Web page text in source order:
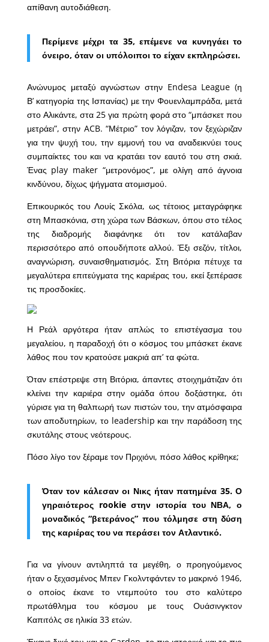
απίθανη αυτοδιάθεση.
Περίμενε μέχρι τα 35, επέμενε να κυνηγάει το
όνειρο, όταν οι υπόλοιποι το είχαν εκπληρώσει.
Ανώνυμος μεταξύ αγνώστων στην Endesa League (η
Β’ κατηγορία της Ισπανίας) με την Φουενλαμπράδα, μετά
στο Αλικάντε, στα 25 για πρώτη φορά στο “μπάσκετ που
μετράει”, στην ACB. “Μέτριο” τον λόγιζαν, τον ξεχώριζαν
για την ψυχή του, την εμμονή του να αναδεικνύει τους
συμπαίκτες του και να κρατάει τον εαυτό του στη σκιά.
Ένας play maker “μετρονόμος”, με ολίγη από άγνοια
κινδύνου, δίχως ψήγματα ατομισμού.
Επικουρικός του Λουίς Σκόλα, ως τέτοιος μεταγράφηκε
στη Μπασκόνια, στη χώρα των Βάσκων, όπου στο τέλος
της διαδρομής διαφάνηκε ότι τον κατάλαβαν
περισσότερο από οπουδήποτε αλλού. Έξι σεζόν, τίτλοι,
αναγνώριση, συναισθηματισμός. Στη Βιτόρια πέτυχε τα
μεγαλύτερα επιτεύγματα της καριέρας του, εκεί ξεπέρασε
τις προσδοκίες.
Η Ρεάλ αργότερα ήταν απλώς το επιστέγασμα του
μεγαλείου, η παραδοχή ότι ο κόσμος του μπάσκετ έκανε
λάθος που τον κρατούσε μακριά απ’ τα φώτα.
Όταν επέστρεψε στη Βιτόρια, άπαντες στοιχημάτιζαν ότι
κλείνει την καριέρα στην ομάδα όπου δοξάστηκε, ότι
γύρισε για τη θαλπωρή των πιστών του, την ατμόσφαιρα
των αποδυτηρίων, το leadership και την παράδοση της
σκυτάλης στους νεότερους.
Πόσο λίγο τον ξέραμε τον Πριχιόνι, πόσο λάθος κρίθηκε;
Όταν τον κάλεσαν οι Νικς ήταν πατημένα 35. Ο
γηραιότερος rookie στην ιστορία του ΝΒΑ, ο
μοναδικός “βετεράνος” που τόλμησε στη δύση
της καριέρας του να περάσει τον Ατλαντικό.
Για να γίνουν αντιληπτά τα μεγέθη, ο προηγούμενος
ήταν ο ξεχασμένος Μπεν Γκολντφάντεν το μακρινό 1946,
ο οποίος έκανε το ντεμπούτο του στο καλύτερο
πρωτάθλημα του κόσμου με τους Ουάσινγκτον
Καπιτόλς σε ηλικία 33 ετών.